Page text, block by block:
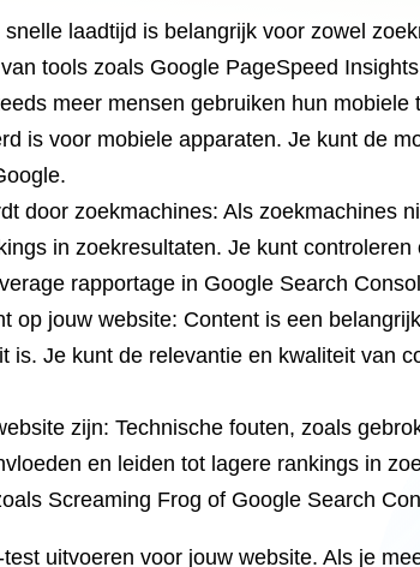
laadtijd is belangrijk voor zowel
tools zoals Google PageSpeed
meer mensen gebruiken hun
is voor mobiele apparaten. Je kunt de
door zoekmachines: Als zoekmachines
in zoekresultaten. Je kunt controleren
rapportage in Google Search
op jouw website: Content is een
is. Je kunt de relevantie en kwaliteit van
zijn: Technische fouten, zoals
en leiden tot lagere rankings in
Screaming Frog of Google Search
uitvoeren voor jouw website. Als je